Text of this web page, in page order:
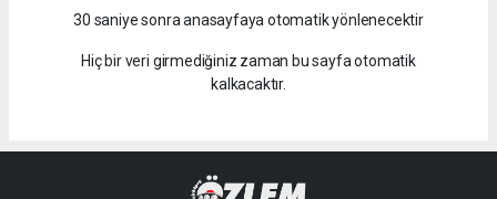
30 saniye sonra anasayfaya otomatik yönlenecektir
Hiç bir veri girmediğiniz zaman bu sayfa otomatik
kalkacaktır.